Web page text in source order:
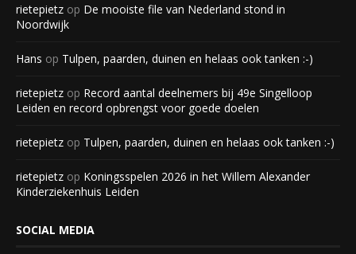
rietepietz op De mooiste file van Nederland stond in
Noordwijk
Hans op Tulpen, paarden, duinen en helaas ook tanken :-)
rietepietz op Record aantal deelnemers bij 49e Singelloop
Leiden en record opbrengst voor goede doelen
rietepietz op Tulpen, paarden, duinen en helaas ook tanken :-)
rietepietz op Koningsspelen 2026 in het Willem Alexander
Kinderziekenhuis Leiden
SOCIAL MEDIA